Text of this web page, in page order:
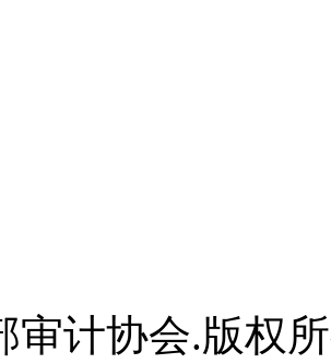
审计协会.版权